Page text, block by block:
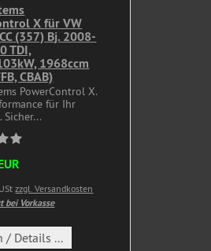
X für VW
(357) Bj. 2008-
TDI,
1968ccm
CBAB)
PowerControl X.
für Ihr
Sicher...
zzgl. Versandkosten
bei Vorkasse
/ Details ...